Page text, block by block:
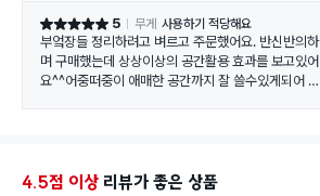
별점 5점 5 무게 사용하기 적당해요
부엌장들 정리하려고 벼르고 주문했어요. 반신반의하
며 구매했는데 상상이상의 공간활용 효과를 보고있어
요^^어중떠중이 애매한 공간까지 잘 쓸수있게되어 너
4.5점 이상 리뷰가 좋은 상품